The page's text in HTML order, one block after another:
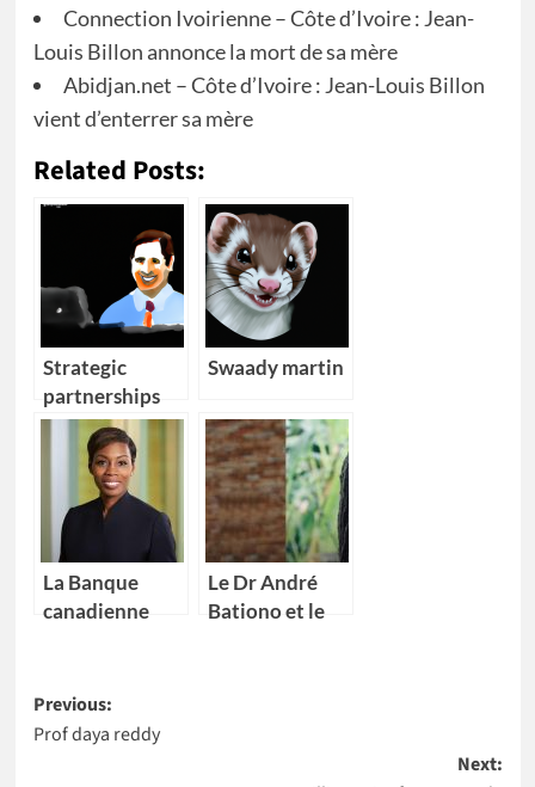
Connection Ivoirienne – Côte d’Ivoire : Jean-
Louis Billon annonce la mort de sa mère
Abidjan.net – Côte d’Ivoire : Jean-Louis Billon
vient d’enterrer sa mère
Related Posts:
Strategic
partnerships
director
microsoft bio
Swaady martin
La Banque
canadienne
(CIBC) nomme
Kikelomo
Le Dr André
Bationo et le
Post
navigation
Previous:
Prof daya reddy
Next: